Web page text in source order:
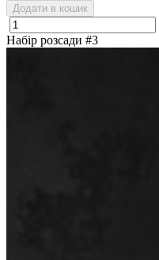
Додати в кошик
Набір розсади #3